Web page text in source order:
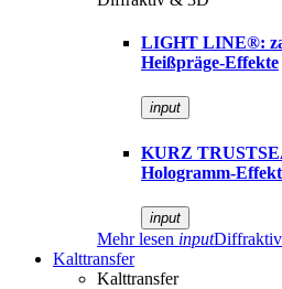
LIGHT LINE®:
Heißpräge-Effekte
input
KURZ
Hologramm-
input
Mehr lesen input
Kalttransfer
Kalttransfer